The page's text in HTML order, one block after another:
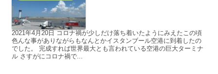
2021年4月20日 コロナ禍が少しだけ落ち着いたようにみえたこの頃
色んな事がありながらもなんとかイスタンブール空港に到着したの
でした。 完成すれば世界最大とも言われている空港の巨大ターミナ
ル さすがにコロナ禍で...